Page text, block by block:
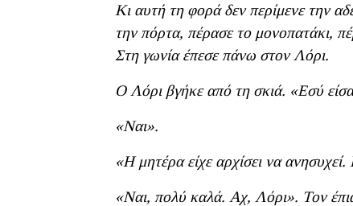
Κι αυτή τη φορά δεν περίμενε την
την πόρτα, πέρασε το μονοπατάκι,
Στη γωνία έπεσε πάνω στον Λόρι.
Ο Λόρι βγήκε από τη σκιά. «Εσύ
«Ναι».
«Η μητέρα είχε αρχίσει να
«Ναι, πολύ καλά. Αχ, Λόρι». Τον